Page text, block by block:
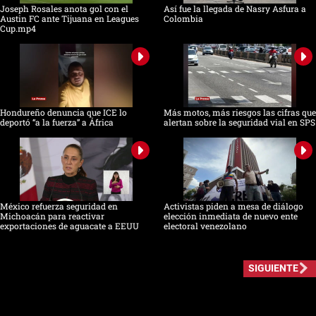
Joseph Rosales anota gol con el
Austin FC ante Tijuana en Leagues
Cup.mp4
Así fue la llegada de Nasry Asfura a
Colombia
Hondureño denuncia que ICE lo
deportó “a la fuerza” a África
Más motos, más riesgos las cifras que
alertan sobre la seguridad vial en SPS
México refuerza seguridad en
Michoacán para reactivar
exportaciones de aguacate a EEUU
Activistas piden a mesa de diálogo
elección inmediata de nuevo ente
electoral venezolano
SIGUIENTE